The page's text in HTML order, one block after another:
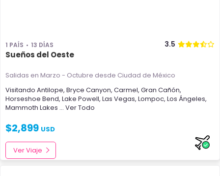
1 PAÍS 13 DÍAS 3.5
Sueños del Oeste
Salidas en Marzo - Octubre desde Ciudad de México
Visitando Antilope, Bryce Canyon, Carmel, Gran Cañón,
Horseshoe Bend, Lake Powell, Las Vegas, Lompoc, Los Ángeles,
Mammoth Lakes ... Ver Todo
$2,899 USD
Ver Viaje